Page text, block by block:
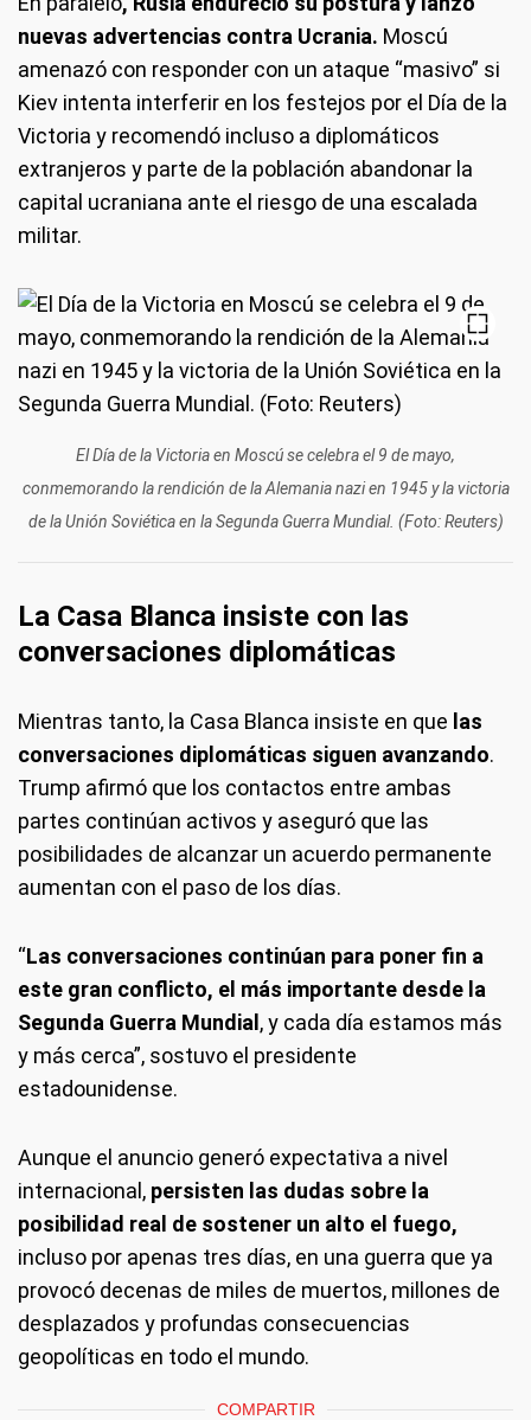
nuevas advertencias contra Ucrania. Moscú
amenazó con responder con un ataque “masivo” si
Kiev intenta interferir en los festejos por el Día de la
Victoria y recomendó incluso a diplomáticos
extranjeros y parte de la población abandonar la
capital ucraniana ante el riesgo de una escalada
militar.
El Día de la Victoria en Moscú se celebra el 9 de mayo,
conmemorando la rendición de la Alemania nazi en 1945 y la victoria
de la Unión Soviética en la Segunda Guerra Mundial. (Foto: Reuters)
La Casa Blanca insiste con las
conversaciones diplomáticas
Mientras tanto, la Casa Blanca insiste en que las
conversaciones diplomáticas siguen avanzando.
Trump afirmó que los contactos entre ambas
partes continúan activos y aseguró que las
posibilidades de alcanzar un acuerdo permanente
aumentan con el paso de los días.
“Las conversaciones continúan para poner fin a
este gran conflicto, el más importante desde la
Segunda Guerra Mundial , y cada día estamos más
y más cerca”, sostuvo el presidente
estadounidense.
Aunque el anuncio generó expectativa a nivel
internacional, persisten las dudas sobre la
posibilidad real de sostener un alto el fuego,
incluso por apenas tres días, en una guerra que ya
provocó decenas de miles de muertos, millones de
desplazados y profundas consecuencias
geopolíticas en todo el mundo.
COMPARTIR